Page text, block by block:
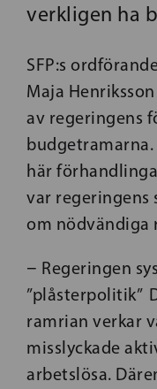
verkligen ha
SFP:s
Maja
av regeringens
här
var regeringens
om nödvändiga
− Regeringen
”plåsterpolitik”
ramrian verkar
misslyckade
arbetslösa.